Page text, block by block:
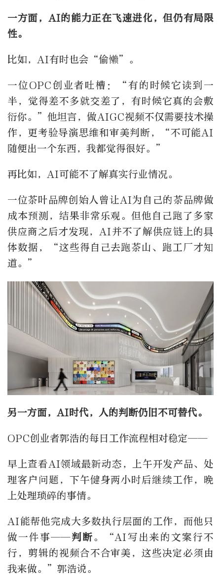
一方面，AI的能力正在飞速进化，但仍有局限
性。
比如，AI有时也会“偷懒”。
一位OPC创业者吐槽：“有的时候它读到一
半，觉得差不多就交差了，有时候它真的会敷
衍你。”他坦言，做AIGC视频不仅需要技术操
作，更考验导演思维和审美判断，“不可能AI
随便出一个东西，我都觉得很好。”
再比如，AI可能不了解真实行业情况。
一位茶叶品牌创始人曾让AI为自己的茶品牌做
成本预测，结果非常乐观。但他自己跑了多家
供应商之后才发现，AI并不了解供应链上的具
体数据，“这些得自己去跑茶山、跑工厂才知
道。”
另一方面，AI时代，人的判断仍旧不可替代。
OPC创业者郭浩的每日工作流程相对稳定——
早上查看AI领域最新动态，上午开发产品、处
理客户问题，下午健身两小时后继续工作，晚
上处理琐碎的事情。
AI能帮他完成大多数执行层面的工作，而他只
做一件事——判断。“AI写出来的文案行不
行，剪辑的视频合不合审美，这些决定必须由
我来做。”郭浩说。